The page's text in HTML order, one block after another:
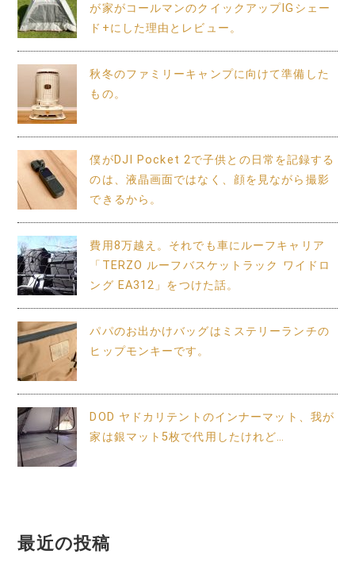
が家がコールマンのクイックアップIGシェー
ド+にした理由とレビュー。
秋冬のファミリーキャンプに向けて準備した
もの。
僕がDJI Pocket 2で子供との日常を記録する
のは、液晶画面ではなく、顔を見ながら撮影
できるから。
費用8万越え。それでも車にルーフキャリア
「TERZO ルーフバスケットラック ワイドロ
ング EA312」をつけた話。
パパのお出かけバッグはミステリーランチの
ヒップモンキーです。
DOD ヤドカリテントのインナーマット、我が
家は銀マット5枚で代用したけれど…
最近の投稿